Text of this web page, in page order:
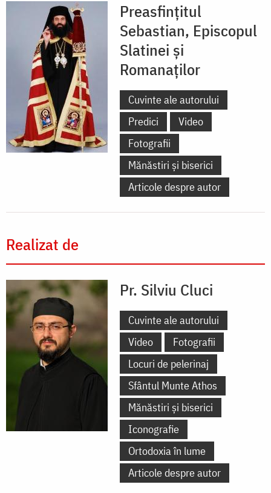
Preasfințitul
Sebastian, Episcopul
Slatinei și
Romanaților
Cuvinte ale autorului
Predici
Video
Fotografii
Mănăstiri și biserici
Articole despre autor
Realizat de
Pr. Silviu Cluci
Cuvinte ale autorului
Video
Fotografii
Locuri de pelerinaj
Sfântul Munte Athos
Mănăstiri și biserici
Iconografie
Ortodoxia în lume
Articole despre autor